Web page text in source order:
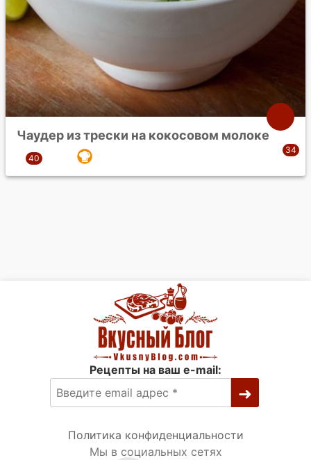
Чаудер из трески на кокосовом молоке
Рецепты на ваш e-mail:
Политика конфиденциальности
Мы в социальных сетях